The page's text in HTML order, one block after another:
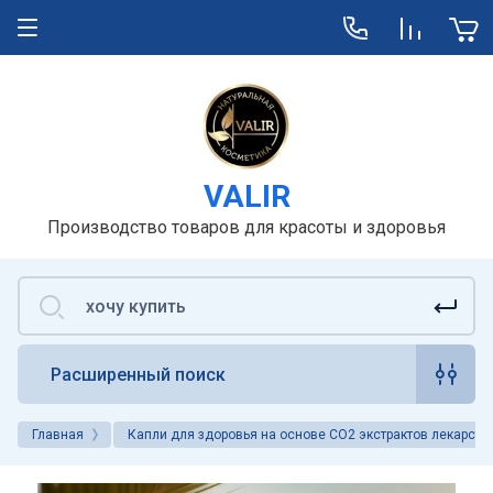
VALIR
Производство товаров для красоты и здоровья
Расширенный поиск
Главная Капли для здоровья на основе СО2 экстрактов